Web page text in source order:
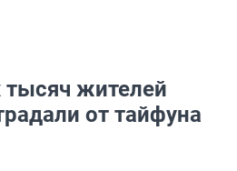
тысяч жителей
от тайфуна